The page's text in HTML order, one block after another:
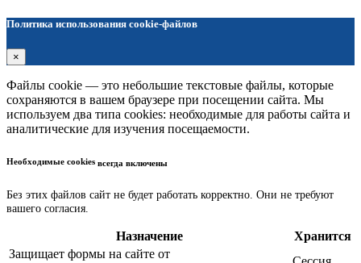
Политика использования cookie-файлов
×
Файлы cookie — это небольшие текстовые файлы, которые
сохраняются в вашем браузере при посещении сайта. Мы
используем два типа cookies: необходимые для работы сайта и
аналитические для изучения посещаемости.
Необходимые cookies всегда включены
Без этих файлов сайт не будет работать корректно. Они не требуют
вашего согласия.
Назначение
Хранится
Защищает формы на сайте от